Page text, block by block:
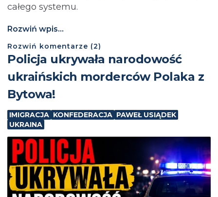
całego systemu.
Rozwiń wpis...
Rozwiń komentarze (2)
Policja ukrywała narodowość
ukraińskich morderców Polaka z
Bytowa!
IMIGRACJA KONFEDERACJA PAWEŁ USIĄDEK
UKRAINA